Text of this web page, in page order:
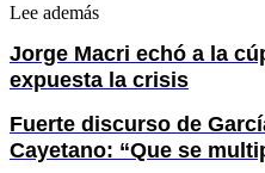
Lee además
Jorge Macri echó a la
expuesta la crisis
Fuerte discurso de
Cayetano: “Que se